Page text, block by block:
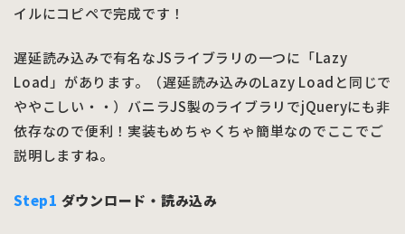
イルにコピペで完成です！
遅延読み込みで有名なJSライブラリの一つに「Lazy
Load」があります。（遅延読み込みのLazy Loadと同じで
ややこしい・・）バニラJS製のライブラリでjQueryにも非
依存なので便利！実装もめちゃくちゃ簡単なのでここでご
説明しますね。
Step1 ダウンロード・読み込み